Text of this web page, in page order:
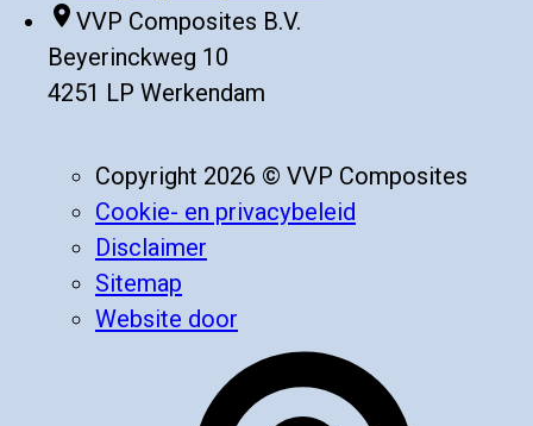
place VVP Composites B.V.
Beyerinckweg 10
4251 LP Werkendam
Copyright 2026 © VVP Composites
Cookie- en privacybeleid
Disclaimer
Sitemap
Website door